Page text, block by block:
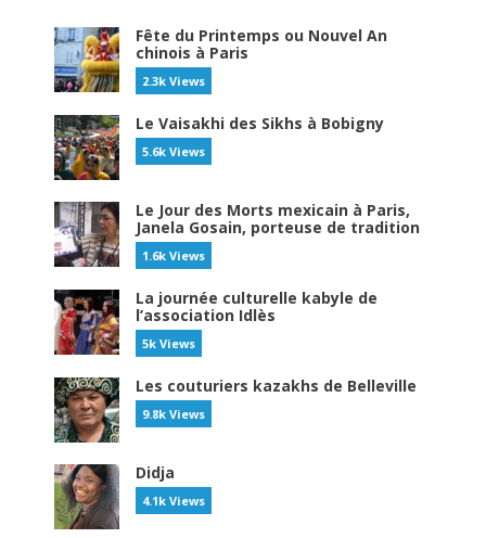
Fête du Printemps ou Nouvel An
chinois à Paris
2.3k Views
Le Vaisakhi des Sikhs à Bobigny
5.6k Views
Le Jour des Morts mexicain à Paris,
Janela Gosain, porteuse de tradition
1.6k Views
La journée culturelle kabyle de
l’association Idlès
5k Views
Les couturiers kazakhs de Belleville
9.8k Views
Didja
4.1k Views